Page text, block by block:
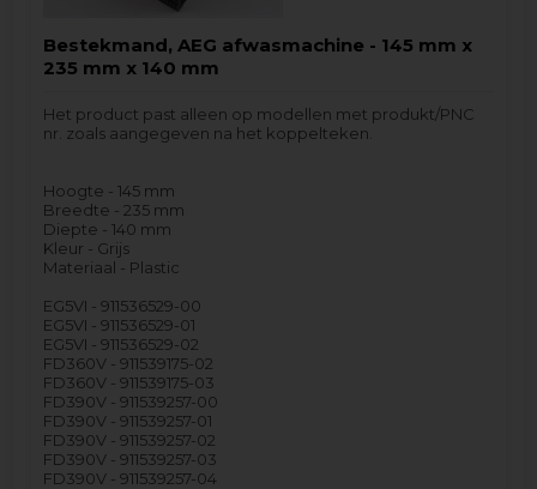
Bestekmand, AEG afwasmachine - 145 mm x
235 mm x 140 mm
Het product past alleen op modellen met produkt/PNC
nr. zoals aangegeven na het koppelteken.
Hoogte - 145 mm
Breedte - 235 mm
Diepte - 140 mm
Kleur - Grijs
Materiaal - Plastic
EG5VI - 911536529-00
EG5VI - 911536529-01
EG5VI - 911536529-02
FD360V - 911539175-02
FD360V - 911539175-03
FD390V - 911539257-00
FD390V - 911539257-01
FD390V - 911539257-02
FD390V - 911539257-03
FD390V - 911539257-04